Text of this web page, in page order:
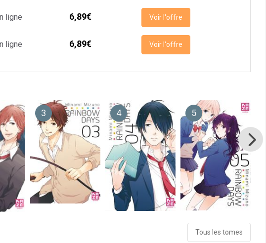
ligne 6,89€ Voir l'offre
ligne 6,89€ Voir l'offre
3 4 5
Tous les tomes